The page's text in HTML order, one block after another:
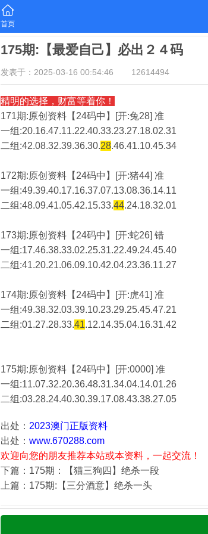
首页
175期:【最爱自己】必出２４码
发表于：2025-03-16 00:54:46 12614494
精明的选择，财富等着你！
171期:原创资料【24码中】[开:兔28] 准
一组:20.16.47.11.22.40.33.23.27.18.02.31
二组:42.08.32.39.36.30.28.46.41.10.45.34
172期:原创资料【24码中】[开:猪44] 准
一组:49.39.40.17.16.37.07.13.08.36.14.11
二组:48.09.41.05.42.15.33.44.24.18.32.01
173期:原创资料【24码中】[开:蛇26] 错
一组:17.46.38.33.02.25.31.22.49.24.45.40
二组:41.20.21.06.09.10.42.04.23.36.11.27
174期:原创资料【24码中】[开:虎41] 准
一组:49.38.32.03.39.10.23.29.25.45.47.21
二组:01.27.28.33.41.12.14.35.04.16.31.42
175期:原创资料【24码中】[开:0000] 准
一组:11.07.32.20.36.48.31.34.04.14.01.26
二组:03.28.24.40.30.39.17.08.43.38.27.05
出处： 2023澳门正版资料
出处： www.670288.com
欢迎向您的朋友推荐本站或本资料，一起交流！
下篇：175期：【猫三狗四】绝杀一段
上篇：175期:【三分酒意】绝杀一头